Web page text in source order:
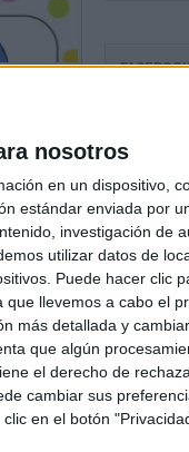
nosotros
en un dispositivo,
estándar enviada por
investigación de
utilizar datos de
Puede hacer clic
llevemos a cabo el
más detallada y
que algún
el derecho de
cambiar sus
en el botón